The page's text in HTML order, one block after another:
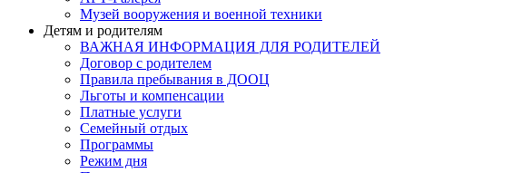
Музей вооружения и военной техники
Детям и родителям
ВАЖНАЯ ИНФОРМАЦИЯ ДЛЯ РОДИТЕЛЕЙ
Договор с родителем
Правила пребывания в ДООЦ
Льготы и компенсации
Платные услуги
Семейный отдых
Программы
Режим дня